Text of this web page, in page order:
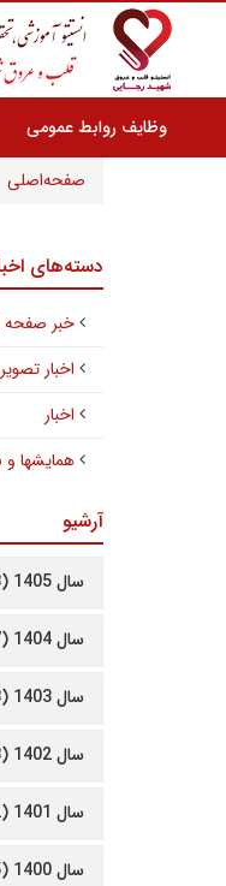
وظایف روابط عمومی
صفحه‌اصلی
دسته‌های
خبر صفحه
اخبار
اخبار
همایشها و
آرشیو
سال 1405 (83)
سال 1404 (197)
سال 1403 (243)
سال 1402 (253)
سال 1401 (252)
سال 1400 (215)